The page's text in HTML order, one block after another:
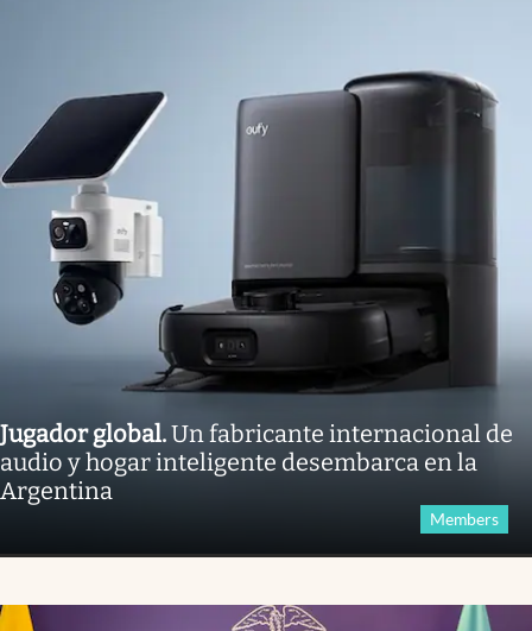
Jugador global.Un fabricante internacional de
audio y hogar inteligente desembarca en la
Argentina
Members